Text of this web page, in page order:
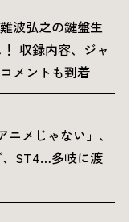
波弘之の鍵盤生
収録内容、ジャ
メントも到着
メじゃない」、
、ST4…多岐に渡